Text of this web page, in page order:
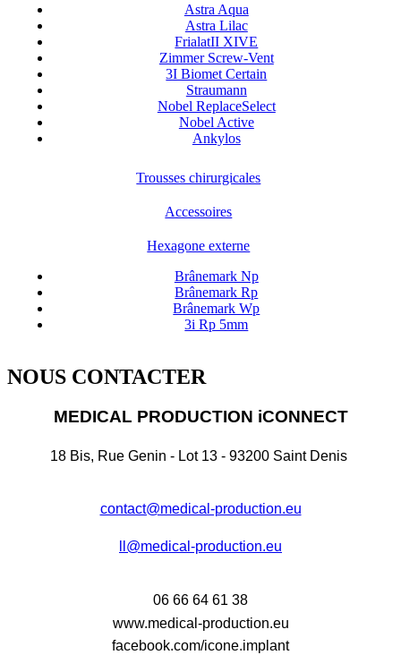
Astra Aqua
Astra Lilac
FrialatII XIVE
Zimmer Screw-Vent
3I Biomet Certain
Straumann
Nobel ReplaceSelect
Nobel Active
Ankylos
Trousses chirurgicales
Accessoires
Hexagone externe
Brânemark Np
Brânemark Rp
Brânemark Wp
3i Rp 5mm
NOUS CONTACTER
MEDICAL PRODUCTION iCONNECT
18 Bis, Rue Genin - Lot 13 - 93200 Saint Denis
contact@medical-production.eu
ll@medical-production.eu
06 66 64 61 38
www.medical-production.eu
facebook.com/icone.implant